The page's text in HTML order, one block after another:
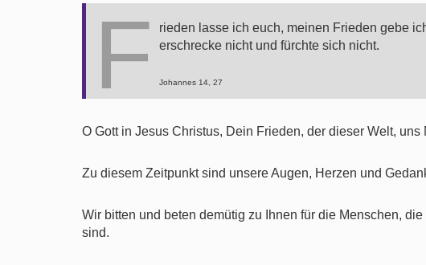
F
rieden lasse ich euch, meinen Frieden gebe
erschrecke nicht und fürchte sich nicht.
Johannes 14, 27
O Gott in Jesus Christus, Dein Frieden, der dieser Welt, uns
Zu diesem Zeitpunkt sind unsere Augen, Herzen und
Wir bitten und beten demütig zu Ihnen für die Menschen,
sind.